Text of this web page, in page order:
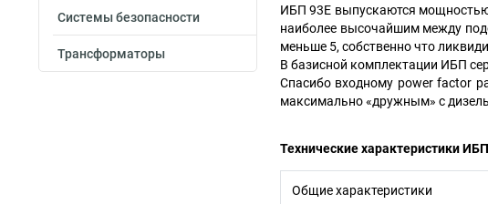
Системы безопасности
Трансформаторы
ИБП 93Е выпускаются мощностью
наиболее высочайшим между
меньше 5, собственно что
В базисной комплектации ИБП
Спасибо входному power factor
максимально «дружным» с
Технические характеристики
Общие характеристики